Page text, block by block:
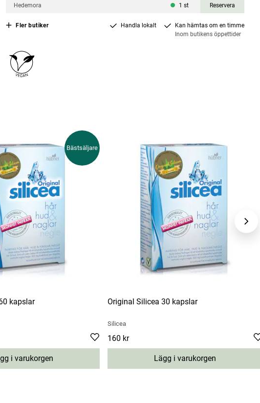
Hedemora 1 st Reservera
Fler butiker Handla lokalt
Kan hämtas om en timme
Inom butikens öppettider
Bästsäljare
kapslar
i varukorgen
Original Silicea 30 kapslar
Silicea
Pris :160 kr
160 kr
Lägg i varukorgen